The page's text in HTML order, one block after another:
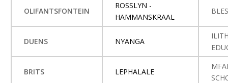
OLIFANTSFONTEIN
ROSSLYN -
HAMMANSKRAAL
DUENS NYANGA
BRITS LEPHALALE